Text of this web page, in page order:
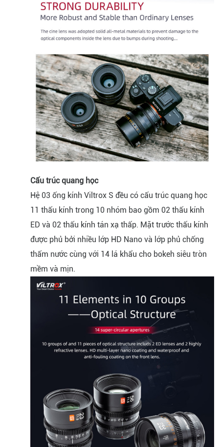
Cấu trúc quang học
Hệ 03 ống kính Viltrox S đều có cấu trúc quang học
11 thấu kính trong 10 nhóm bao gồm 02 thấu kính
ED và 02 thấu kính tán xạ thấp. Mặt trước thấu kính
được phủ bởi nhiều lớp HD Nano và lớp phủ chống
thấm nước cùng với 14 lá khẩu cho bokeh siêu tròn
mềm và mịn.